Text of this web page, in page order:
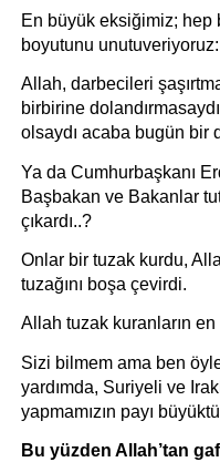
En büyük eksiğimiz; hep
boyutunu unutuveriyoruz:
Allah, darbecileri
birbirine
olsaydı acaba bugün bir
Ya da Cumhurbaşkanı
Başbakan ve Bakanlar
çıkardı..?
Onlar bir tuzak kurdu,
tuzağını boşa çevirdi.
Allah tuzak kuranların en
Sizi bilmem ama ben
yardımda, Suriyeli ve
yapmamızın payı
Bu yüzden Allah’tan